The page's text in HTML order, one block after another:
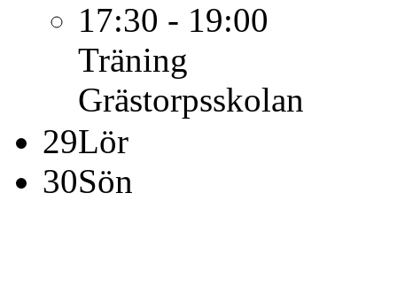
17:30 - 19:00
Träning
Grästorpsskolan
29Lör
30Sön